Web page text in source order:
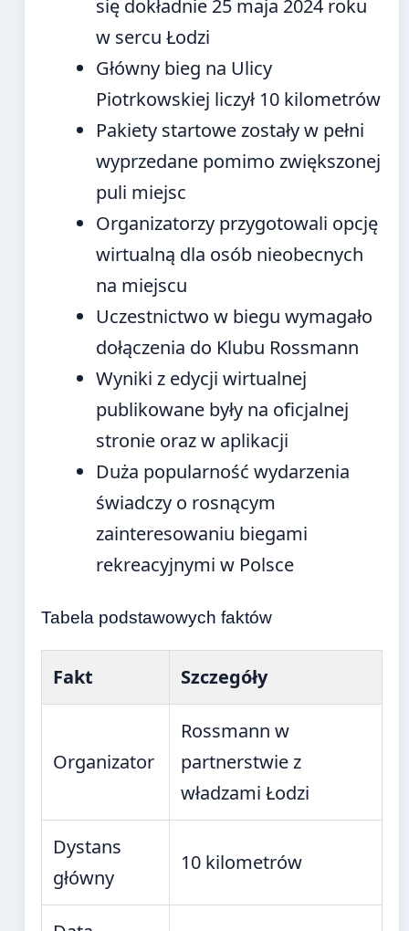
się dokładnie 25 maja 2024 roku
w sercu Łodzi
Główny bieg na Ulicy
Piotrkowskiej liczył 10 kilometrów
Pakiety startowe zostały w pełni
wyprzedane pomimo zwiększonej
puli miejsc
Organizatorzy przygotowali opcję
wirtualną dla osób nieobecnych
na miejscu
Uczestnictwo w biegu wymagało
dołączenia do Klubu Rossmann
Wyniki z edycji wirtualnej
publikowane były na oficjalnej
stronie oraz w aplikacji
Duża popularność wydarzenia
świadczy o rosnącym
zainteresowaniu biegami
rekreacyjnymi w Polsce
Tabela podstawowych faktów
Fakt Szczegóły
Organizator
Rossmann w
partnerstwie z
władzami Łodzi
Dystans
główny
10 kilometrów